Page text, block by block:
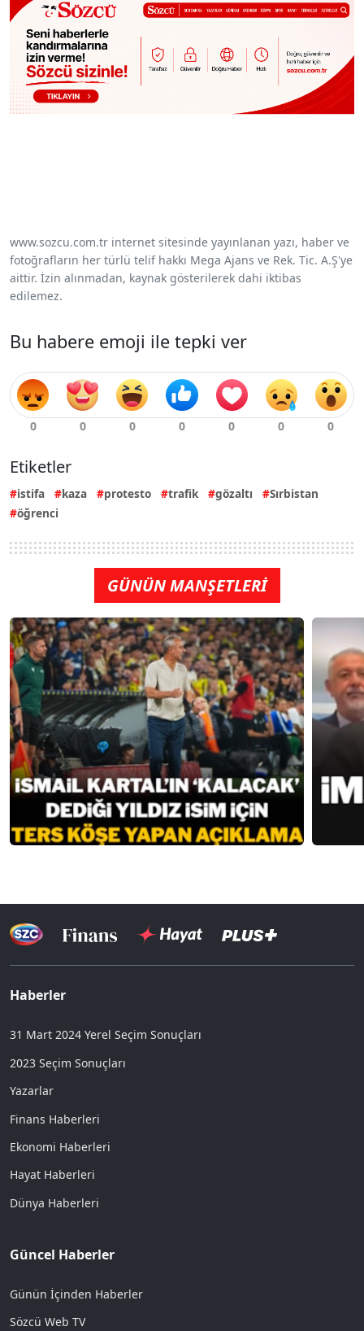
www.sozcu.com.tr internet sitesinde yayınlanan yazı, haber ve
fotoğrafların her türlü telif hakkı Mega Ajans ve Rek. Tic. A.Ş'ye
aittir. İzin alınmadan, kaynak gösterilerek dahi iktibas
edilemez.
Bu habere emoji ile tepki ver
Etiketler
istifa kaza protesto trafik gözaltı
Sırbistan
öğrenci
GÜNÜN MANŞETLERİ
Haberler
31 Mart 2024 Yerel Seçim Sonuçları
2023 Seçim Sonuçları
Yazarlar
Finans Haberleri
Ekonomi Haberleri
Hayat Haberleri
Dünya Haberleri
Güncel Haberler
Günün İçinden Haberler
Sözcü Web TV